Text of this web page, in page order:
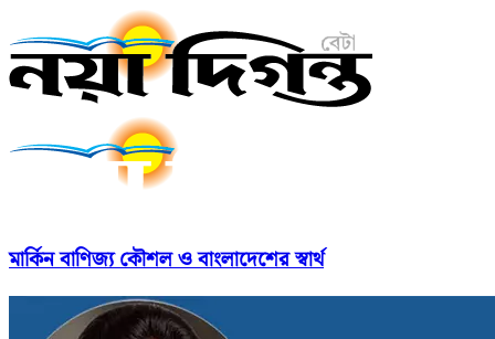
মার্কিন বাণিজ্য কৌশল ও বাংলাদেশের স্বার্থ